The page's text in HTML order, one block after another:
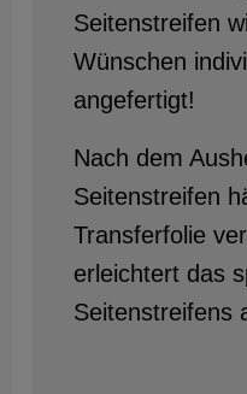
Seitenstreifen
Wünschen
angefertigt!
Nach dem
Seitenstreifen
Transferfolie
erleichtert das
Seitenstreifens